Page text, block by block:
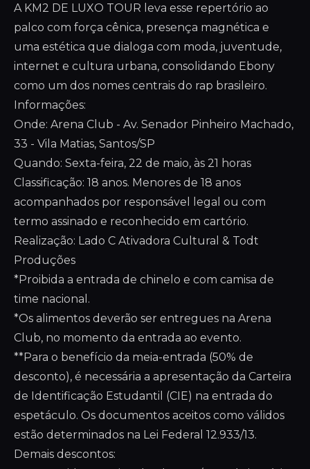
A KM2 DE LUXO TOUR leva esse repertório ao
palco com força cênica, presença magnética e
uma estética que dialoga com moda, juventude,
internet e cultura urbana, consolidando Ebony
como um dos nomes centrais do rap brasileiro.
Informações:
Onde: Arena Club - Av. Senador Pinheiro Machado,
33 - Vila Matias, Santos/SP
Quando: Sexta-feira, 22 de maio, às 21 horas
Classificação: 18 anos. Menores de 18 anos
acompanhados por responsável legal ou com
termo assinado e reconhecido em cartório.
Realização: Lado C Ativadora Cultural & Todt
Produções
*Proibida a entrada de chinelo e com camisa de
time nacional.
*Os alimentos deverão ser entregues na Arena
Club, no momento da entrada ao evento.
**Para o benefício da meia-entrada (50% de
desconto), é necessária a apresentação da Carteira
de Identificação Estudantil (CIE) na entrada do
espetáculo. Os documentos aceitos como válidos
estão determinados na Lei Federal 12.933/13.
Demais descontos: